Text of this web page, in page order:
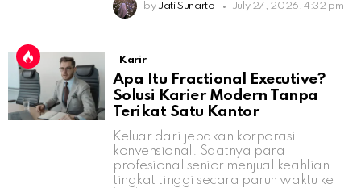
by Jati Sunarto July 27, 2026, 4:32 pm
Karir
Apa Itu Fractional Executive?
Solusi Karier Modern Tanpa
Terikat Satu Kantor
Keluar dari jebakan korporasi
konvensional. Saatnya para
profesional senior menjual keahlian
tingkat tinggi secara paruh waktu ke